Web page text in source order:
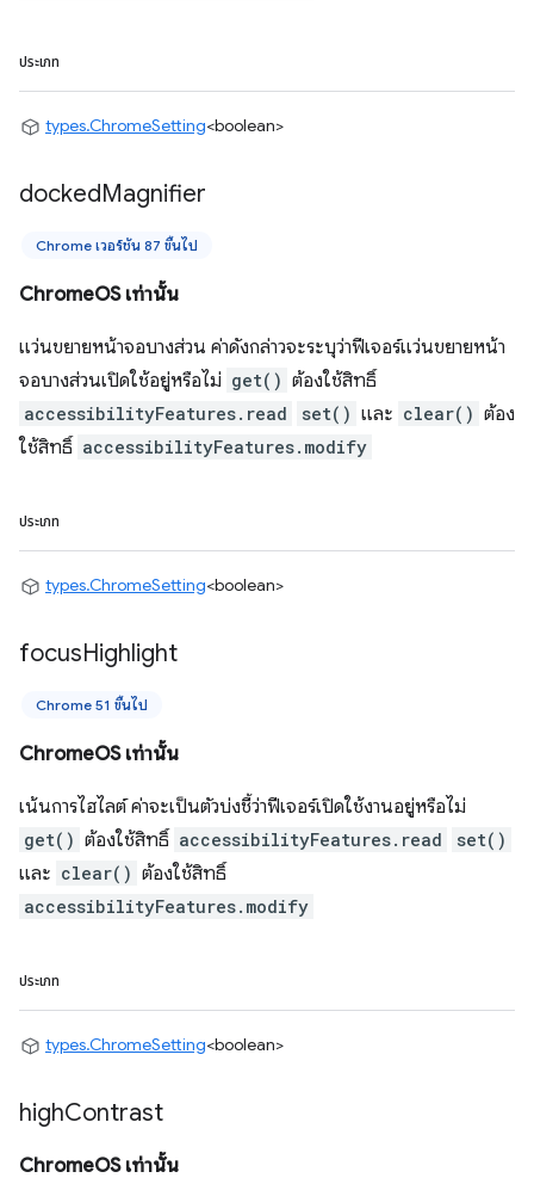
ประเภท
types.ChromeSetting<boolean>
dockedMagnifier
Chrome เวอร์ชัน 87 ขึ้นไป
ChromeOS เท่านั้น
แว่นขยายหน้าจอบางส่วน ค่าดังกล่าวจะระบุว่าฟีเจอร์แว่นขยายหน้า
จอบางส่วนเปิดใช้อยู่หรือไม่ get() ต้องใช้สิทธิ์
accessibilityFeatures.read set() และ clear() ต้อง
ใช้สิทธิ์ accessibilityFeatures.modify
ประเภท
types.ChromeSetting<boolean>
focusHighlight
Chrome 51 ขึ้นไป
ChromeOS เท่านั้น
เน้นการไฮไลต์ ค่าจะเป็นตัวบ่งชี้ว่าฟีเจอร์เปิดใช้งานอยู่หรือไม่
get() ต้องใช้สิทธิ์ accessibilityFeatures.read set()
และ clear() ต้องใช้สิทธิ์
accessibilityFeatures.modify
ประเภท
types.ChromeSetting<boolean>
highContrast
ChromeOS เท่านั้น